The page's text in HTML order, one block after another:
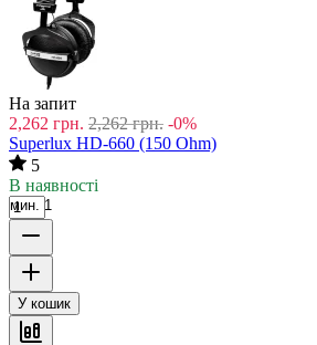
На запит
2,262 грн. 2,262 грн. -0%
Superlux HD-660 (150 Ohm)
5
В наявності
мин. 1
У кошик